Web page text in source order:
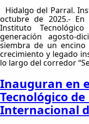
Hidalgo del Parral.
octubre de 2025.-
Instituto
generación agosto-
siembra de un encino
crecimiento y legado
lo largo del corredor
Inauguran en
Tecnológico
Internacional